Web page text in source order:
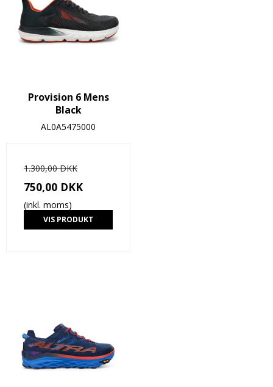
Provision 6 Mens
Black
AL0A5475000
1.300,00 DKK
750,00 DKK
(inkl. moms)
VIS PRODUKT